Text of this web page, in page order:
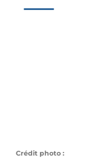
Crédit photo :